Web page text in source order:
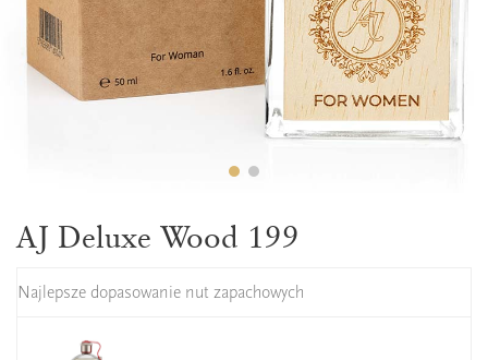
AJ Deluxe Wood 199
Najlepsze dopasowanie nut zapachowych